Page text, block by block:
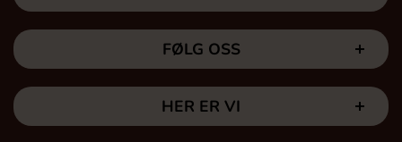
FØLG OSS
HER ER VI